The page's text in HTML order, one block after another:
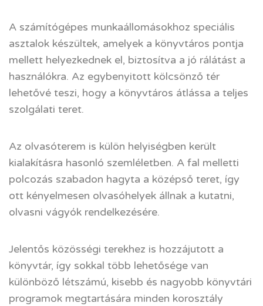
A számítógépes munkaállomásokhoz speciális
asztalok készültek, amelyek a könyvtáros pontja
mellett helyezkednek el, biztosítva a jó rálátást a
használókra. Az egybenyitott kölcsönző tér
lehetővé teszi, hogy a könyvtáros átlássa a teljes
szolgálati teret.
Az olvasóterem is külön helyiségben került
kialakításra hasonló szemléletben. A fal melletti
polcozás szabadon hagyta a középső teret, így
ott kényelmesen olvasóhelyek állnak a kutatni,
olvasni vágyók rendelkezésére.
Jelentős közösségi terekhez is hozzájutott a
könyvtár, így sokkal több lehetősége van
különböző létszámú, kisebb és nagyobb könyvtári
programok megtartására minden korosztály